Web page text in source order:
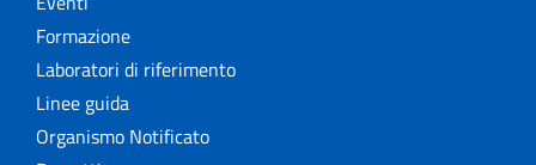
Formazione
Laboratori di riferimento
Linee guida
Organismo Notificato